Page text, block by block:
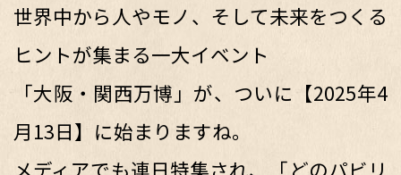
世界中から人やモノ、そして未来をつくる
ヒントが集まる一大イベント
「大阪・関西万博」が、ついに【2025年4
月13日】に始まりますね。
メディアでも連日特集され、「どのパビリ